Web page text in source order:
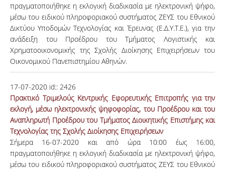
πραγματοποιήθηκε η εκλογική διαδικασία με ηλεκτρονική ψήφο,
μέσω του ειδικού πληροφοριακού συστήματος ΖΕΥΣ του Eθνικού
Δικτύου Υποδομών Τεχνολογίας και Έρευνας (Ε.Δ.Υ.Τ.Ε.), για την
ανάδειξη του Προέδρου του Τμήματος Λογιστικής και
Χρηματοοικονομικής της Σχολής Διοίκησης Επιχειρήσεων του
Οικονομικού Πανεπιστημίου Αθηνών.
17-07-2020 id:: 2426
Πρακτικό Τριμελούς Κεντρικής Εφορευτικής Επιτροπής για την
εκλογή, μέσω ηλεκτρονικής ψηφοφορίας, του Προέδρου και του
Αναπληρωτή Προέδρου του Τμήματος Διοικητικής Επιστήμης και
Τεχνολογίας της Σχολής Διοίκησης Επιχειρήσεων
Σήμερα 16-07-2020 και από ώρα 10:00 έως 16:00,
πραγματοποιήθηκε η εκλογική διαδικασία με ηλεκτρονική ψήφο,
μέσω του ειδικού πληροφοριακού συστήματος ΖΕΥΣ του Eθνικού